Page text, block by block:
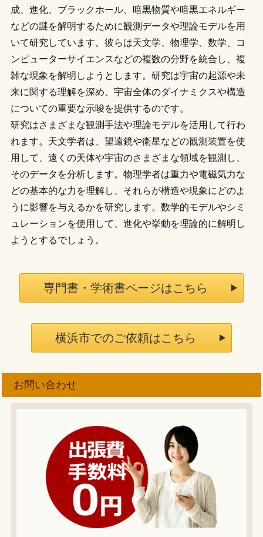
成、進化、ブラックホール、暗黒物質や暗黒エネルギー
などの謎を解明するために観測データや理論モデルを用
いて研究しています。彼らは天文学、物理学、数学、コ
ンピューターサイエンスなどの複数の分野を統合し、複
雑な現象を解明しようとします。研究は宇宙の起源や未
来に関する理解を深め、宇宙全体のダイナミクスや構造
についての重要な示唆を提供するのです。
研究はさまざまな観測手法や理論モデルを活用して行わ
れます。天文学者は、望遠鏡や衛星などの観測装置を使
用して、遠くの天体や宇宙のさまざまな領域を観測し、
そのデータを分析します。物理学者は重力や電磁気力な
どの基本的な力を理解し、それらが構造や現象にどのよ
うに影響を与えるかを研究します。数学的モデルやシミ
ュレーションを使用して、進化や挙動を理論的に解明し
ようとするでしょう。
専門書・学術書ページはこちら
横浜市でのご依頼はこちら
お問い合わせ